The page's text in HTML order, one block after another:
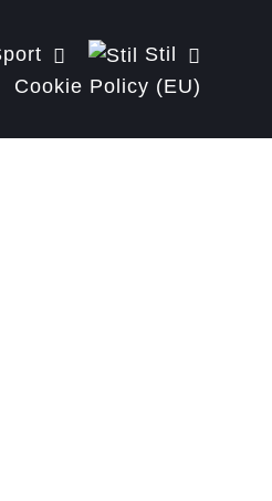
Stil
Cookie Policy (EU)